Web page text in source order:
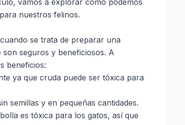
vamos a explorar cómo podemos
nuestros felinos.
se trata de preparar una
seguros y beneficiosos. A
beneficios:
ya que cruda puede ser tóxica para
semillas y en pequeñas cantidades.
es tóxica para los gatos, así que